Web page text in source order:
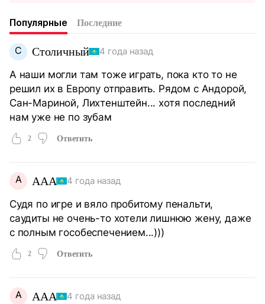
Популярные Последние
С Столичный 4 года назад
А наши могли там тоже играть, пока кто то не
решил их в Европу отправить. Рядом с Андорой,
Сан-Мариной, Лихтенштейн... хотя последний
нам уже не по зубам
2 Ответить
A AAA 4 года назад
Судя по игре и вяло пробитому пенальти,
саудиты не очень-то хотели лишнюю жену, даже
с полным гособеспечением...)))
2 Ответить
A AAA 4 года назад